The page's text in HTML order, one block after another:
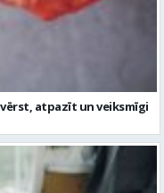
atpazīt un veiksmīgi